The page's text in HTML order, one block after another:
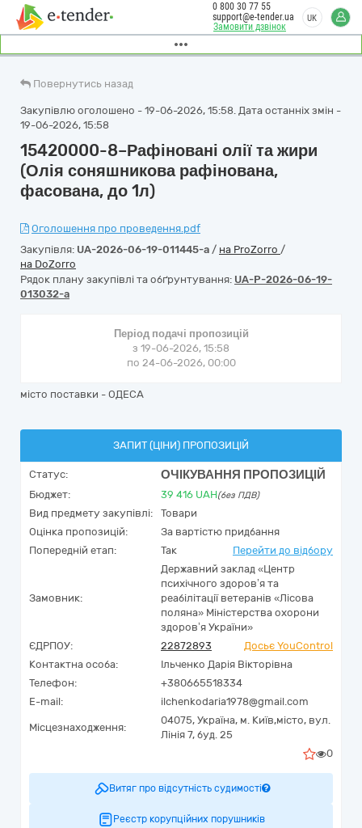
Замовити дзвінок
0 800 30 77 55
support@e-tender.ua
UK
Повернутись назад
Закупівлю оголошено - 19-06-2026, 15:58. Дата останніх змін -
19-06-2026, 15:58
15420000-8–Рафіновані олії та жири
(Олія соняшникова рафінована,
фасована, до 1л)
Оголошення про проведення.pdf
Закупівля: UA-2026-06-19-011445-a / на ProZorro /
на DoZorro
Рядок плану закупівлі та обґрунтування: UA-P-2026-06-19-
013032-a
Період подачі пропозицій
з 19-06-2026, 15:58
по 24-06-2026, 00:00
місто поставки - ОДЕСА
ЗАПИТ (ЦІНИ) ПРОПОЗИЦІЙ
Статус: ОЧІКУВАННЯ ПРОПОЗИЦІЙ
Бюджет: 39 416 UAH(без ПДВ)
Вид предмету закупівлі:
Товари
Оцінка пропозицій:
За вартістю придбання
Попередній етап:
Так Перейти до відбору
Замовник:
Державний заклад «Центр
психічного здоров’я та
реабілітації ветеранів «Лісова
поляна» Міністерства охорони
здоров’я України»
ЄДРПОУ:
22872893
Досьє YouControl
Контактна особа:
Ільченко Дарія Вікторівна
Телефон:
+380665518334
E-mail:
ilchenkodaria1978@gmail.com
Місцезнаходження:
04075, Україна, м. Київ,місто, вул.
Лінія 7, буд. 25
0
Витяг про відсутність судимості
Реєстр корупційних порушників